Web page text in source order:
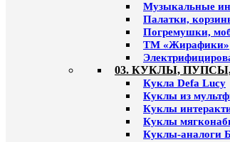
Музыкальные
Палатки,
Погремушки,
ТМ «Жирафики»
03. КУКЛЫ,
Кукла Defa Lucy
Куклы из
Куклы
Куклы
Куклы-аналоги